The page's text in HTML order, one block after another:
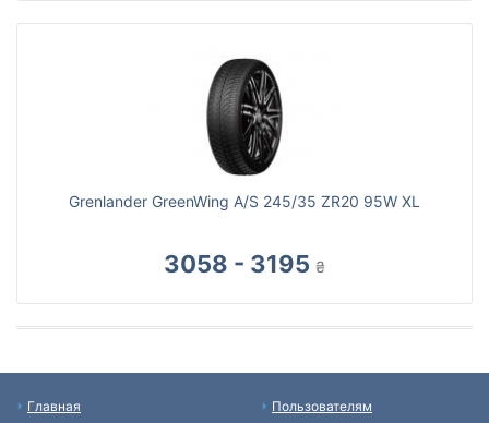
Grenlander GreenWing A/S 245/35 ZR20 95W XL
3058 - 3195 ₴
Главная
Пользователям